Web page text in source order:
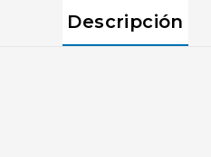
Descripción